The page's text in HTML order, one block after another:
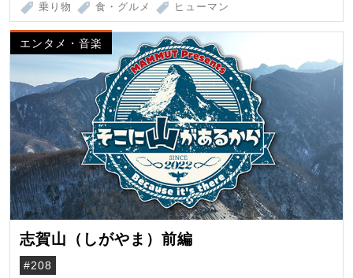
乗り物 食・グルメ ヒューマン
エンタメ・音楽
志賀山（しがやま）前編
#208